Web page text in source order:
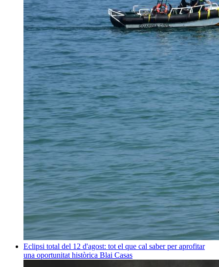
Eclipsi total del 12 d'agost: tot el que cal saber per aprofitar
una oportunitat històrica Blai Casas